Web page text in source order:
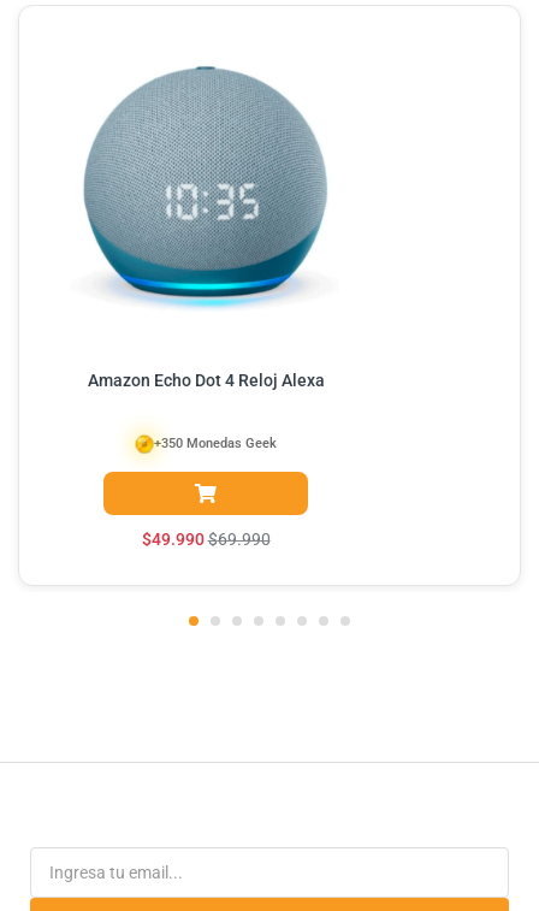
Amazon Echo Dot 4 Reloj Alexa
$49.990$69.990
+350 Monedas Geek